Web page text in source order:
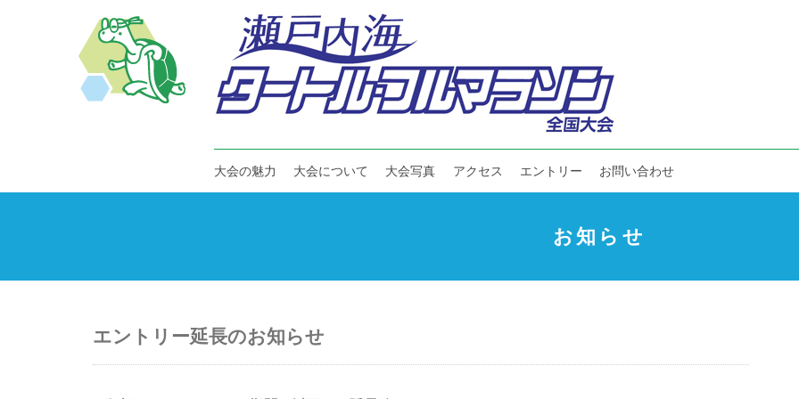
大会の魅力 大会について 大会写真 アクセス エントリー お問い合わせ
お知らせ
エントリー延長のお知らせ